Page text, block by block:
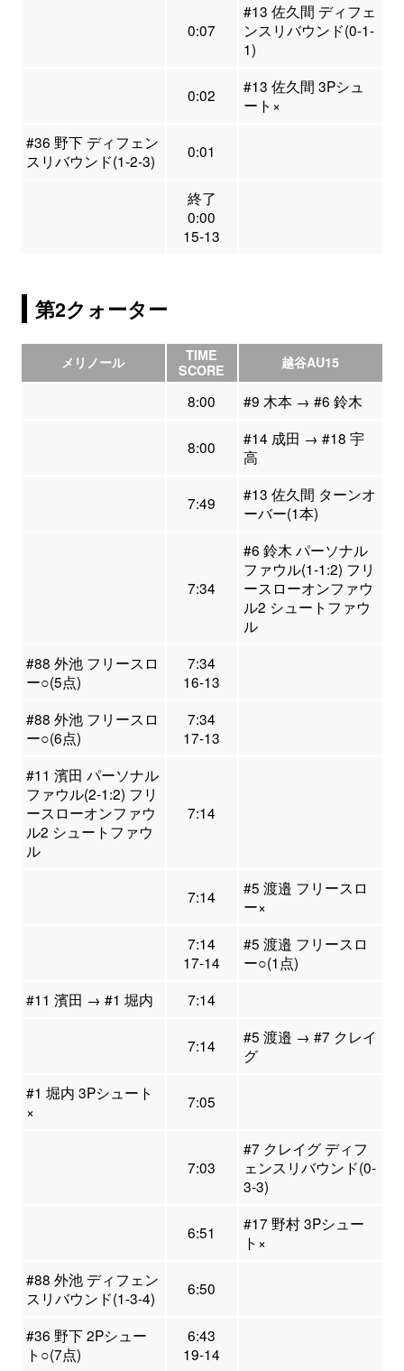
0:07
#13 佐久間 ディフェ
ンスリバウンド(0-1-
1)
0:02
#13 佐久間 3Pシュ
ート×
#36 野下 ディフェン
スリバウンド(1-2-3)
0:01
終了
0:00
15-13
第2クォーター
メリノール
TIME
SCORE
越谷AU15
8:00 #9 木本 → #6 鈴木
8:00
#14 成田 → #18 宇
高
7:49
#13 佐久間 ターンオ
ーバー(1本)
7:34
#6 鈴木 パーソナル
ファウル(1-1:2) フリ
ースローオンファウ
ル2 シュートファウ
ル
#88 外池 フリースロ
ー○(5点)
7:34
16-13
#88 外池 フリースロ
ー○(6点)
7:34
17-13
#11 濱田 パーソナル
ファウル(2-1:2) フリ
ースローオンファウ
ル2 シュートファウ
ル
7:14
7:14
#5 渡邉 フリースロ
ー×
7:14
17-14
#5 渡邉 フリースロ
ー○(1点)
#11 濱田 → #1 堀内
7:14
7:14
#5 渡邉 → #7 クレイ
グ
#1 堀内 3Pシュート
×
7:05
7:03
#7 クレイグ ディフ
ェンスリバウンド(0-
3-3)
6:51
#17 野村 3Pシュー
ト×
#88 外池 ディフェン
スリバウンド(1-3-4)
6:50
#36 野下 2Pシュー
ト○(7点)
6:43
19-14